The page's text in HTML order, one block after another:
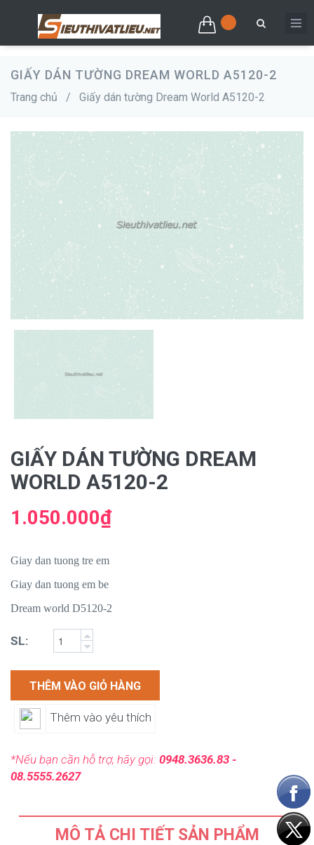
GIẤY DÁN TƯỜNG DREAM WORLD A5120-2
Trang chủ / Giấy dán tường Dream World A5120-2
GIẤY DÁN TƯỜNG DREAM
WORLD A5120-2
1.050.000₫
Giay dan tuong tre em
Giay dan tuong em be
Dream world D5120-2
SL:
THÊM VÀO GIỎ HÀNG
Thêm vào yêu thích
*Nếu bạn cần hỗ trợ, hãy gọi: 0948.3636.83 -
08.5555.2627
MÔ TẢ CHI TIẾT SẢN PHẨM